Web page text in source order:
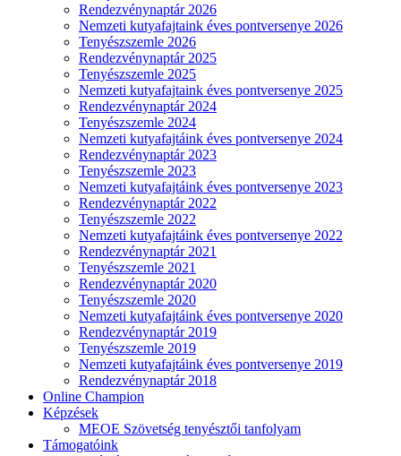
Rendezvénynaptár 2026
Nemzeti kutyafajtaink éves pontversenye 2026
Tenyészszemle 2026
Rendezvénynaptár 2025
Tenyészszemle 2025
Nemzeti kutyafajtaink éves pontversenye 2025
Rendezvénynaptár 2024
Tenyészszemle 2024
Nemzeti kutyafajtáink éves pontversenye 2024
Rendezvénynaptár 2023
Tenyészszemle 2023
Nemzeti kutyafajtáink éves pontversenye 2023
Rendezvénynaptár 2022
Tenyészszemle 2022
Nemzeti kutyafajtáink éves pontversenye 2022
Rendezvénynaptár 2021
Tenyészszemle 2021
Rendezvénynaptár 2020
Tenyészszemle 2020
Nemzeti kutyafajtáink éves pontversenye 2020
Rendezvénynaptár 2019
Tenyészszemle 2019
Nemzeti kutyafajtáink éves pontversenye 2019
Rendezvénynaptár 2018
Online Champion
Képzések
MEOE Szövetség tenyésztői tanfolyam
Támogatóink